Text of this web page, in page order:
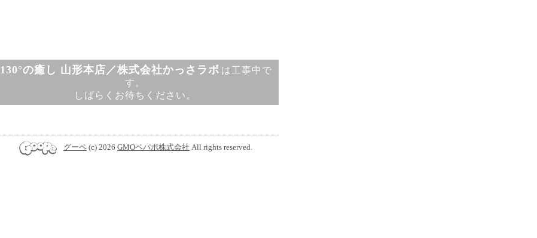
130°の癒し 山形本店／株式会社かっさラボ は工事中で
す。
しばらくお待ちください。
グーペ (c) 2026 GMOペパボ株式会社 All rights reserved.